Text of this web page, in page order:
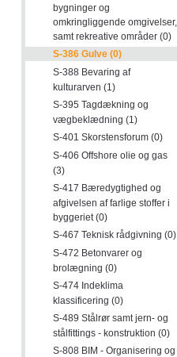
bygninger og
omkringliggende omgivelser,
samt rekreative områder (0)
S-386 Gulve (0)
S-388 Bevaring af
kulturarven (1)
S-395 Tagdækning og
vægbeklædning (1)
S-401 Skorstensforum (0)
S-406 Offshore olie og gas
(3)
S-417 Bæredygtighed og
afgivelsen af farlige stoffer i
byggeriet (0)
S-467 Teknisk rådgivning (0)
S-472 Betonvarer og
brolægning (0)
S-474 Indeklima
klassificering (0)
S-489 Stålrør samt jern- og
stålfittings - konstruktion (0)
S-808 BIM - Organisering og